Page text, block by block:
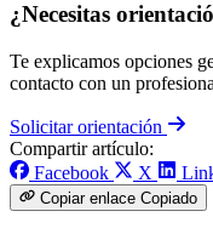
¿Necesitas
Te explicamos opciones
contacto con un
Solicitar orientación
Compartir artículo:
Facebook
X
Copiar enlace Copiado